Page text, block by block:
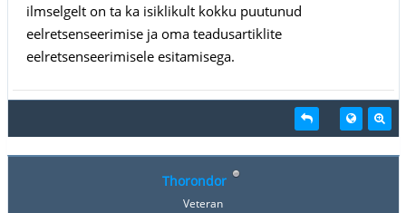
ilmselgelt on ta ka isiklikult kokku puutunud
eelretsenseerimise ja oma teadusartiklite
eelretsenseerimisele esitamisega.
Thorondor
Veteran